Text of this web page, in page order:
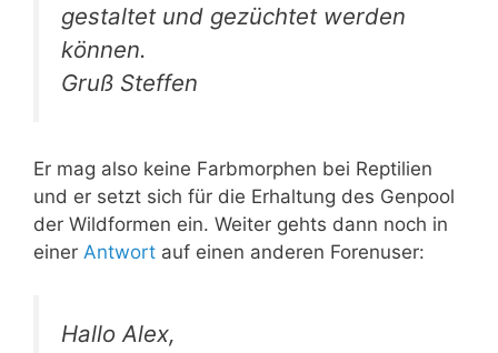
gestaltet und gezüchtet werden
können.
Gruß Steffen
Er mag also keine Farbmorphen bei Reptilien
und er setzt sich für die Erhaltung des Genpool
der Wildformen ein. Weiter gehts dann noch in
einer Antwort auf einen anderen Forenuser:
Hallo Alex,